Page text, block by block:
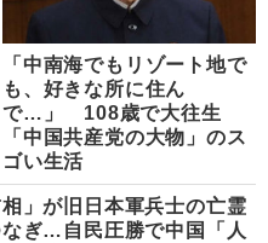
「中南海でもリゾート地で
も、好きな所に住ん
で…」 108歳で大往生
「中国共産党の大物」のス
ゴい生活
相」が旧日本軍兵士の亡霊
なぎ…自民圧勝で中国「人